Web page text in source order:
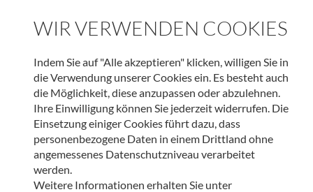
WEITERE BEITRÄGE DIESER KATEGORIE
HOSPIZ TIROL
Verabschiedungsritual Kinder-Hospizteam –
WIR VERWENDEN COOKIES
Indem Sie auf "Alle akzeptieren" klicken, willigen Sie in
die Verwendung unserer Cookies ein. Es besteht auch
die Möglichkeit, diese anzupassen oder abzulehnen.
Ihre Einwilligung können Sie jederzeit widerrufen. Die
Einsetzung einiger Cookies führt dazu, dass
personenbezogene Daten in einem Drittland ohne
angemessenes Datenschutzniveau verarbeitet
werden.
Weitere Informationen erhalten Sie unter